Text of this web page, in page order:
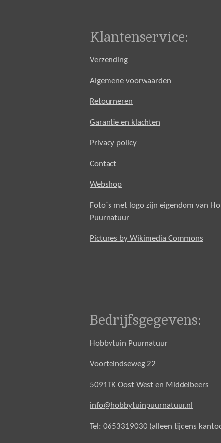
Klantenservice:
Verzending
Algemene voorwaarden
Retourneren
Garantie en klachten
Privacy policy
Contact
Webshop
Foto`s met logo zijn eigendom van
Puurnatuur
Pictures by Wikimedia Commons
Bedrijfsgegevens:
Hobbytuin Puurnatuur
Voorteindseweg 22
5091TK Oost West en Middelbeers
info@hobbytuinpuurnatuur.nl
Tel: 0653319030 (alleen tijdens